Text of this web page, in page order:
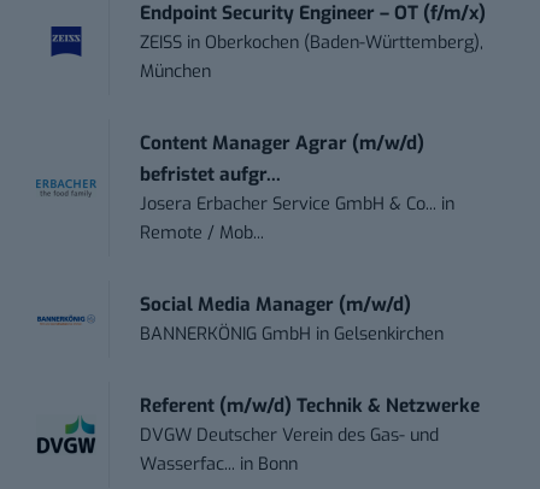
Endpoint Security Engineer – OT (f/m/x)
ZEISS in Oberkochen (Baden-Württemberg),
München
Content Manager Agrar (m/w/d)
befristet aufgr...
Josera Erbacher Service GmbH & Co... in
Remote / Mob...
Social Media Manager (m/w/d)
BANNERKÖNIG GmbH in Gelsenkirchen
Referent (m/w/d) Technik & Netzwerke
DVGW Deutscher Verein des Gas- und
Wasserfac... in Bonn